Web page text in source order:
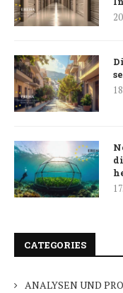
CATEGORIES
ANALYSEN UND